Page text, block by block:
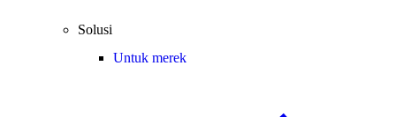
Solusi
Untuk merek